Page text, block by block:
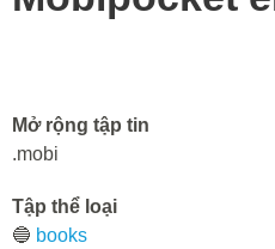
Mở rộng tập tin
.mobi
Tập thể loại
🔵 books